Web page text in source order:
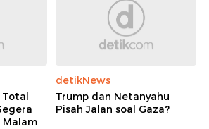
Total
Malam
detikNews
Trump dan Netanyahu
Pisah Jalan soal Gaza?